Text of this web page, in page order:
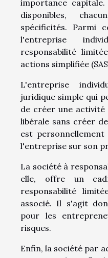
importance
disponibles,
spécificités. Parmi
l'entreprise
responsabilité
actions simplifiée
L'entreprise
juridique simple qui
de créer une activité
libérale sans créer
est
l'entreprise sur son
La société à
elle, offre un
responsabilité
associé. Il s'agit
pour les
risques.
Enfin, la société par